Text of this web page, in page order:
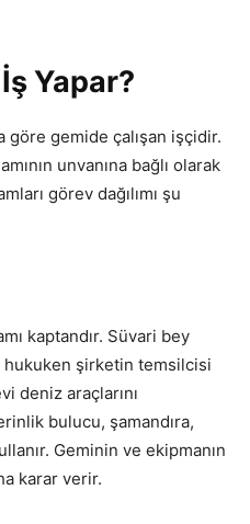
Yapar?
göre gemide çalışan işçidir.
unvanına bağlı olarak
görev dağılımı şu
kaptandır. Süvari bey
hukuken şirketin temsilcisi
deniz araçlarını
bulucu, şamandıra,
Geminin ve ekipmanın
karar verir.